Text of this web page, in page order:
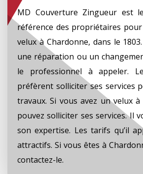
MD Couverture Zingueur est
référence des propriétaires
velux à Chardonne, dans le
une réparation ou un
le professionnel à appeler.
préfèrent solliciter ses services
travaux. Si vous avez un velux
pouvez solliciter ses services. Il
son expertise. Les tarifs qu’il
attractifs. Si vous êtes à
contactez-le.